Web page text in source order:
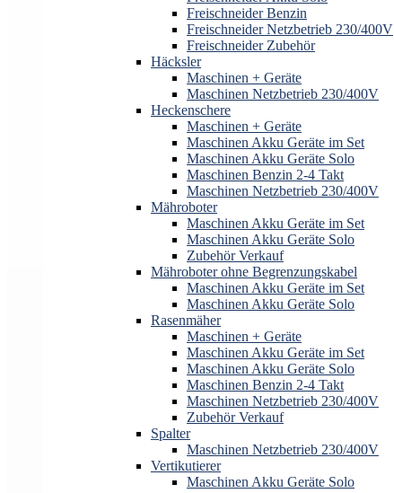
Freischneider Benzin
Freischneider Netzbetrieb 230/400V
Freischneider Zubehör
Häcksler
Maschinen + Geräte
Maschinen Netzbetrieb 230/400V
Heckenschere
Maschinen + Geräte
Maschinen Akku Geräte im Set
Maschinen Akku Geräte Solo
Maschinen Benzin 2-4 Takt
Maschinen Netzbetrieb 230/400V
Mähroboter
Maschinen Akku Geräte im Set
Maschinen Akku Geräte Solo
Zubehör Verkauf
Mähroboter ohne Begrenzungskabel
Maschinen Akku Geräte im Set
Maschinen Akku Geräte Solo
Rasenmäher
Maschinen + Geräte
Maschinen Akku Geräte im Set
Maschinen Akku Geräte Solo
Maschinen Benzin 2-4 Takt
Maschinen Netzbetrieb 230/400V
Zubehör Verkauf
Spalter
Maschinen Netzbetrieb 230/400V
Vertikutierer
Maschinen Akku Geräte Solo